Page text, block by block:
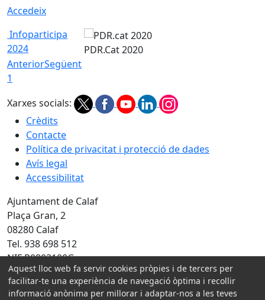
Accedeix
Infoparticipa
2024
PDR.Cat 2020
AnteriorSegüent
1
Xarxes socials:
Crèdits
Contacte
Política de privacitat i protecció de dades
Avís legal
Accessibilitat
Ajuntament de Calaf
Plaça Gran, 2
08280 Calaf
Tel. 938 698 512
NIF P0803100G
Amb la col·laboració de:
Aquest lloc web fa servir cookies pròpies i de tercers per
facilitar-te una experiència de navegació òptima i recollir
informació anònima per millorar i adaptar-nos a les teves